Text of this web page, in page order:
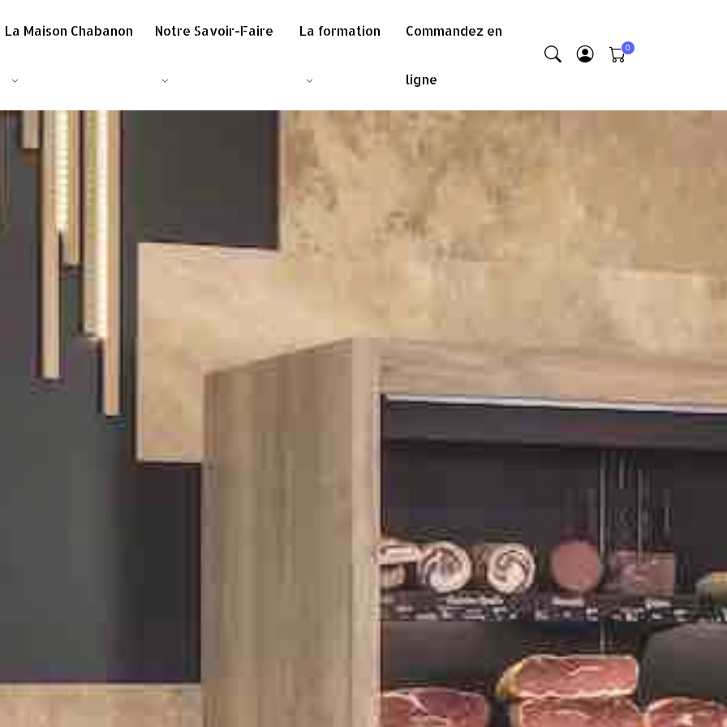
La Maison Chabanon Notre Savoir-Faire La formation Commandez en
ligne